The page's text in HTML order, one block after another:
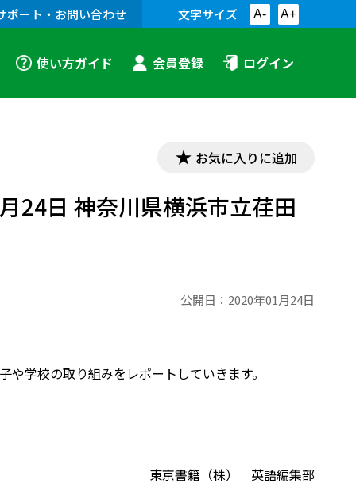
ポート・お問い合わせ 文字サイズ A- A+
使い方ガイド 会員登録 ログイン
お気に入りに追加
24日 神奈川県横浜市立荏田
公開日： 2020年01月24日
学校の取り組みをレポートしていきます。
東京書籍（株） 英語編集部